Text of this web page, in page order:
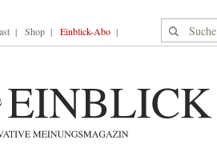
Shop Einblick-Abo Suche nach: